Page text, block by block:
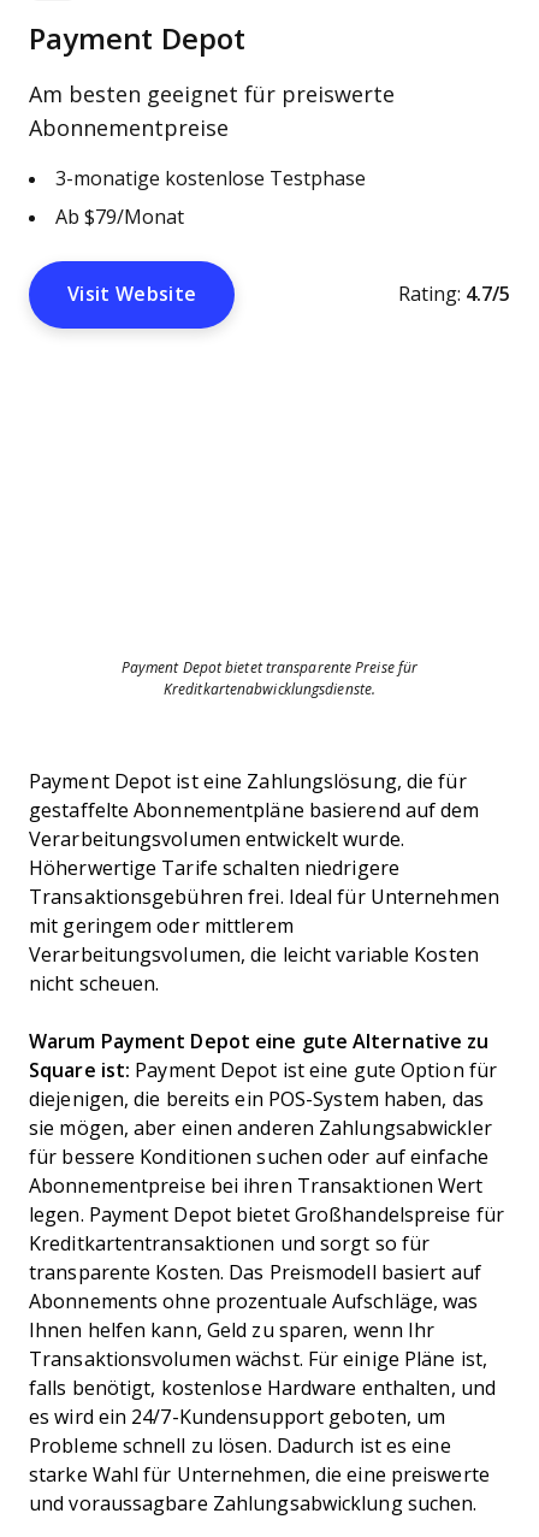
Payment Depot
Am besten geeignet für preiswerte
Abonnementpreise
3-monatige kostenlose Testphase
Ab $79/Monat
Visit Website Rating: 4.7/5
Payment Depot bietet transparente Preise für
Kreditkartenabwicklungsdienste.
Payment Depot ist eine Zahlungslösung, die für
gestaffelte Abonnementpläne basierend auf dem
Verarbeitungsvolumen entwickelt wurde.
Höherwertige Tarife schalten niedrigere
Transaktionsgebühren frei. Ideal für Unternehmen
mit geringem oder mittlerem
Verarbeitungsvolumen, die leicht variable Kosten
nicht scheuen.
Warum Payment Depot eine gute Alternative zu
Square ist: Payment Depot ist eine gute Option für
diejenigen, die bereits ein POS-System haben, das
sie mögen, aber einen anderen Zahlungsabwickler
für bessere Konditionen suchen oder auf einfache
Abonnementpreise bei ihren Transaktionen Wert
legen. Payment Depot bietet Großhandelspreise für
Kreditkartentransaktionen und sorgt so für
transparente Kosten. Das Preismodell basiert auf
Abonnements ohne prozentuale Aufschläge, was
Ihnen helfen kann, Geld zu sparen, wenn Ihr
Transaktionsvolumen wächst. Für einige Pläne ist,
falls benötigt, kostenlose Hardware enthalten, und
es wird ein 24/7-Kundensupport geboten, um
Probleme schnell zu lösen. Dadurch ist es eine
starke Wahl für Unternehmen, die eine preiswerte
und voraussagbare Zahlungsabwicklung suchen.